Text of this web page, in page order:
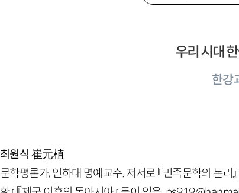
우리 시대
한강
최원식 崔元植
문학평론가, 인하대 명예교수. 저서로 『민족문학의 논리』